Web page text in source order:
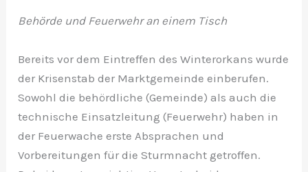
Behörde und Feuerwehr an einem Tisch
Bereits vor dem Eintreffen des Winterorkans wurde
der Krisenstab der Marktgemeinde einberufen.
Sowohl die behördliche (Gemeinde) als auch die
technische Einsatzleitung (Feuerwehr) haben in
der Feuerwache erste Absprachen und
Vorbereitungen für die Sturmnacht getroffen.